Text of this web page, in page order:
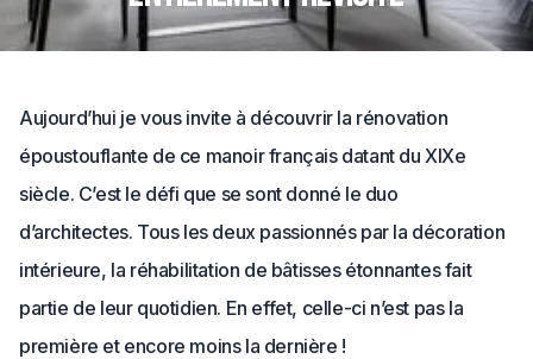
Aujourd’hui je vous invite à découvrir la rénovation
époustouflante de ce manoir français datant du XIXe
siècle. C’est le défi que se sont donné le duo
d’architectes. Tous les deux passionnés par la décoration
intérieure, la réhabilitation de bâtisses étonnantes fait
partie de leur quotidien. En effet, celle-ci n’est pas la
première et encore moins la dernière !